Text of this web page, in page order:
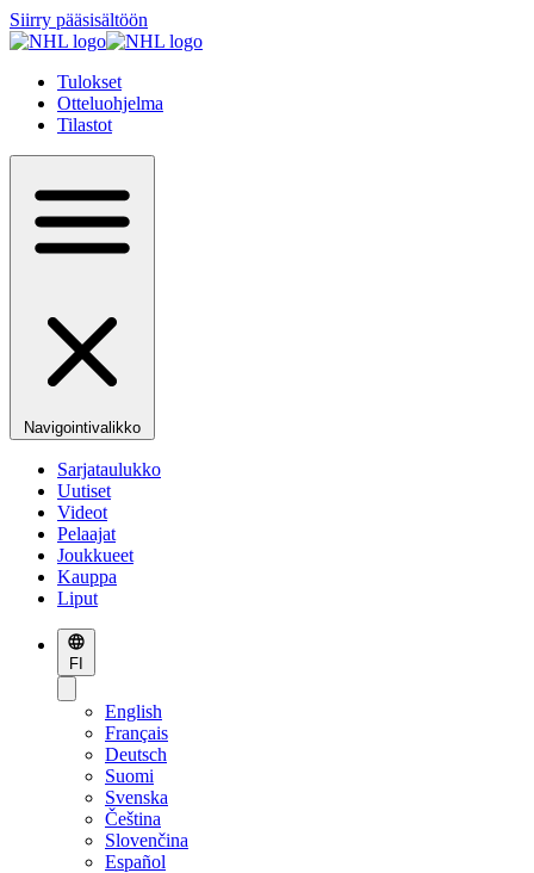
Siirry pääsisältöön
Tulokset
Otteluohjelma
Tilastot
Navigointivalikko
Sarjataulukko
Uutiset
Videot
Pelaajat
Joukkueet
Kauppa
Liput
FI
English
Français
Deutsch
Suomi
Svenska
Čeština
Slovenčina
Español